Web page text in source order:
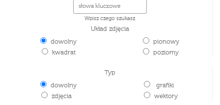
Wpisz czego szukasz
Układ zdjęcia
dowolny
kwadrat
pionowy
poziomy
Typ
dowolny
zdjęcia
grafiki
wektory